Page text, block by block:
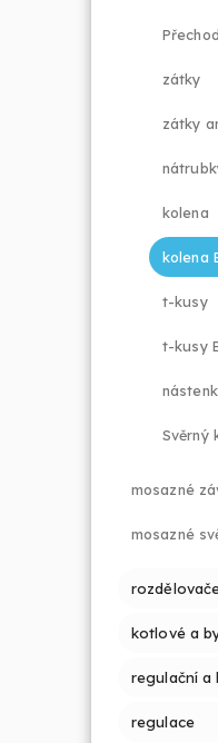
zátky
zátky
kolena
kolena
t-kusy
t-kusy
Svěrný
mosazné
kotlové a
regulace